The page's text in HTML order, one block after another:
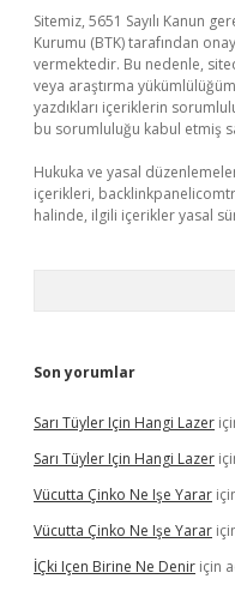
Sitemiz, 5651 Sayılı Kanun
Kurumu (BTK) tarafından
vermektedir. Bu nedenle,
veya araştırma
yazdıkları içeriklerin
bu sorumluluğu kabul etmiş
Hukuka ve yasal
içerikleri,
halinde, ilgili içerikler yasal
Son yorumlar
Sarı Tüyler Için Hangi Lazer
Sarı Tüyler Için Hangi Lazer
Vücutta Çinko Ne Işe Yarar
Vücutta Çinko Ne Işe Yarar
İÇki Içen Birine Ne Denir için